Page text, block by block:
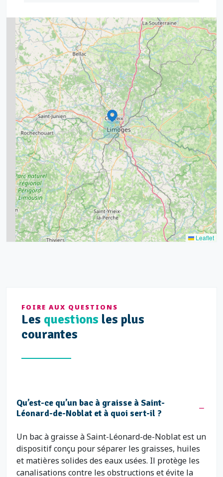
2
9
2
3
11
5
8
7
7
6
20
2
9
8
5
11
15
7
Leaflet
FOIRE AUX QUESTIONS
Les questions les plus
courantes
Qu’est-ce qu’un bac à graisse à Saint-
Léonard-de-Noblat et à quoi sert-il ?
Un bac à graisse à Saint-Léonard-de-Noblat est un
dispositif conçu pour séparer les graisses, huiles
et matières solides des eaux usées. Il protège les
canalisations contre les obstructions et évite la